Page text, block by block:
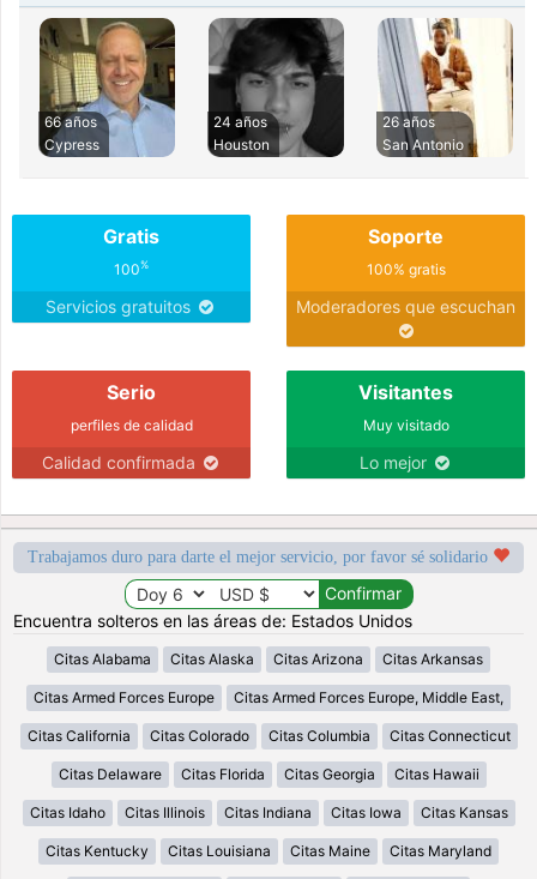
66 años
Cypress
24 años
Houston
26 años
San Antonio
Gratis
100%
Servicios gratuitos
Soporte
100% gratis
Moderadores que escuchan
Serio
perfiles de calidad
Calidad confirmada
Visitantes
Muy visitado
Lo mejor
Trabajamos duro para darte el mejor servicio, por favor sé solidario
Encuentra solteros en las áreas de: Estados Unidos
Citas Alabama Citas Alaska Citas Arizona Citas Arkansas
Citas Armed Forces Europe Citas Armed Forces Europe, Middle East,
Citas California Citas Colorado Citas Columbia Citas Connecticut
Citas Delaware Citas Florida Citas Georgia Citas Hawaii
Citas Idaho Citas Illinois Citas Indiana Citas Iowa Citas Kansas
Citas Kentucky Citas Louisiana Citas Maine Citas Maryland